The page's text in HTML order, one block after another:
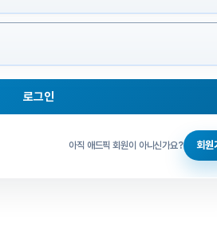
로그인
아직 애드픽 회원이 아니신가요? 회원